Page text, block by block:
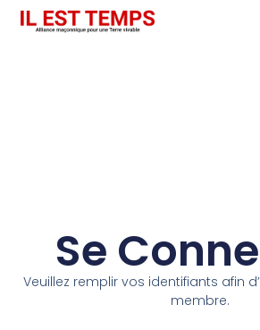
Se
Veuillez remplir vos identifiants afin
membre.